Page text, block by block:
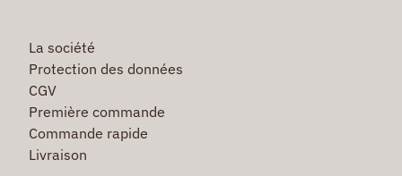
La société
Protection des données
CGV
Première commande
Commande rapide
Livraison